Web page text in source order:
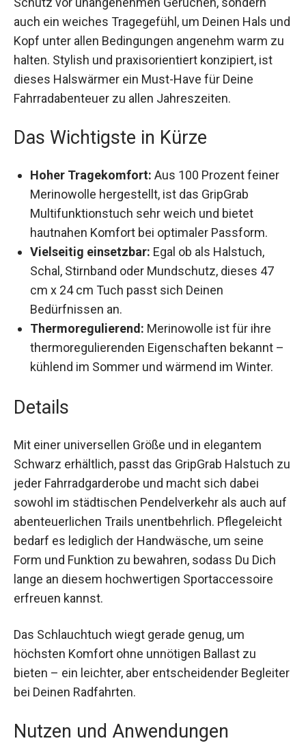
sondern auch ein weiches Tragegefühl, um
Deinen Hals und Kopf unter allen Bedingungen
angenehm warm zu halten. Stylish und
praxisorientiert konzipiert, ist dieses Halswärmer
ein Must-Have für Deine Fahrradabenteuer zu
allen Jahreszeiten.
Das Wichtigste in Kürze
Hoher Tragekomfort: Aus 100 Prozent feiner
Merinowolle hergestellt, ist das GripGrab
Multifunktionstuch sehr weich und bietet
hautnahen Komfort bei optimaler Passform.
Vielseitig einsetzbar: Egal ob als Halstuch,
Schal, Stirnband oder Mundschutz, dieses 47
cm x 24 cm Tuch passt sich Deinen
Bedürfnissen an.
Thermoregulierend: Merinowolle ist für ihre
thermoregulierenden Eigenschaften bekannt
– kühlend im Sommer und wärmend im
Details
Mit einer universellen Größe und in elegantem
Schwarz erhältlich, passt das GripGrab Halstuch
zu jeder Fahrradgarderobe und macht sich dabei
sowohl im städtischen Pendelverkehr als auch
auf abenteuerlichen Trails unentbehrlich.
Pflegeleicht bedarf es lediglich der Handwäsche,
um seine Form und Funktion zu bewahren,
sodass Du Dich lange an diesem hochwertigen
Sportaccessoire erfreuen kannst.
Das Schlauchtuch wiegt gerade genug, um
höchsten Komfort ohne unnötigen Ballast zu
bieten – ein leichter, aber entscheidender
Begleiter bei Deinen Radfahrten.